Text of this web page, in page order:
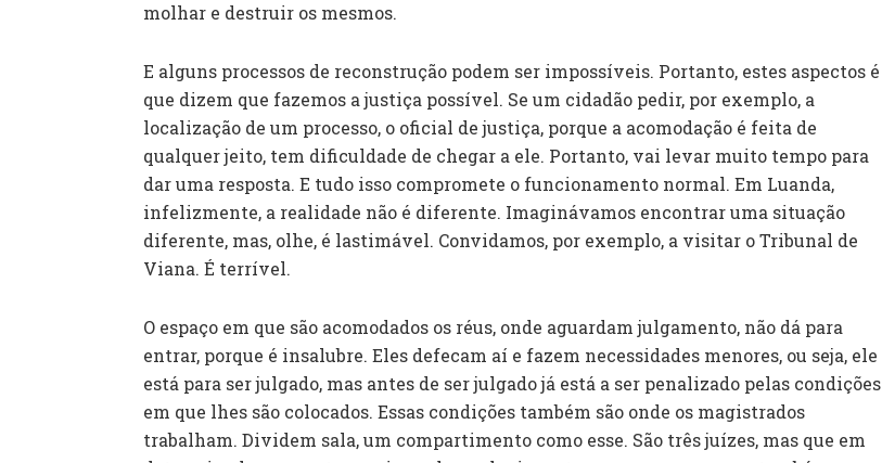
molhar e destruir os mesmos.
E alguns processos de reconstrução podem ser impossíveis. Portanto, estes aspectos é
que dizem que fazemos a justiça possível. Se um cidadão pedir, por exemplo, a
localização de um processo, o oficial de justiça, porque a acomodação é feita de
qualquer jeito, tem dificuldade de chegar a ele. Portanto, vai levar muito tempo para
dar uma resposta. E tudo isso compromete o funcionamento normal. Em Luanda,
infelizmente, a realidade não é diferente. Imaginávamos encontrar uma situação
diferente, mas, olhe, é lastimável. Convidamos, por exemplo, a visitar o Tribunal de
Viana. É terrível.
O espaço em que são acomodados os réus, onde aguardam julgamento, não dá para
entrar, porque é insalubre. Eles defecam aí e fazem necessidades menores, ou seja, ele
está para ser julgado, mas antes de ser julgado já está a ser penalizado pelas condições
em que lhes são colocados. Essas condições também são onde os magistrados
trabalham. Dividem sala, um compartimento como esse. São três juízes, mas que em